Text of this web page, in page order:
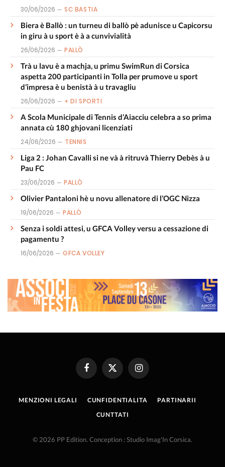
30/06/2026 SC BASTIA
Biera è Ballò : un turneu di ballò pè adunisce u Capicorsu
in giru à u sport è à a cunvivialità
26/06/2026 PALLÒ
Trà u lavu è a machja, u primu SwimRun di Corsica
aspetta 200 participanti in Tolla per prumove u sport
d’impresa è u benistà à u travagliu
26/06/2026 + DI SPORTI
A Scola Municipale di Tennis d’Aiacciu celebra a so prima
annata cù 180 ghjovani licenziati
24/06/2026 TENNIS
Liga 2 : Johan Cavalli si ne và à ritruvà Thierry Debès à u
Pau FC
23/06/2026 PALLÒ
Olivier Pantaloni hè u novu allenatore di l’OGC Nizza
19/06/2026 PALLÒ
Senza i soldi attesi, u GFCA Volley versu a cessazione di
pagamentu ?
16/06/2026 GFCA VOLLEY
FacebookX
(Twitter)
Instagram
MENZIONI LEGALI CUNFIDENTIALITA
PARTINARII
CUNTTATI
© 2026 PP Edition. Conception : Studio Imag'In Corsica.